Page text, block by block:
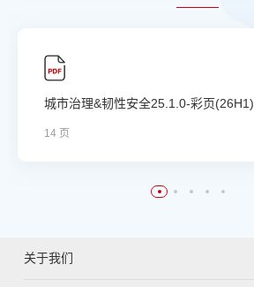
城市治理&韧性安全25.1.0-彩页(26H1)
14 页
关于我们